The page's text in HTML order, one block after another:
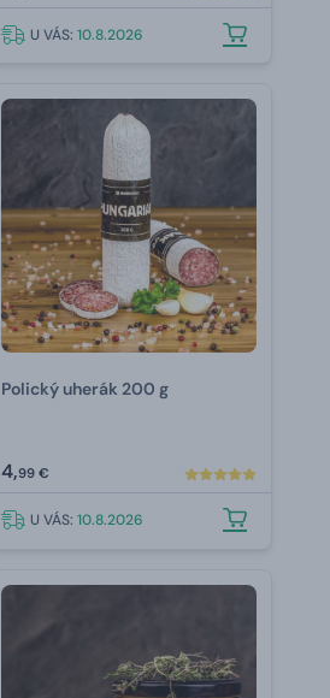
U VÁS:10.8.2026
Polický uherák 200 g
4,99 €
U VÁS:10.8.2026